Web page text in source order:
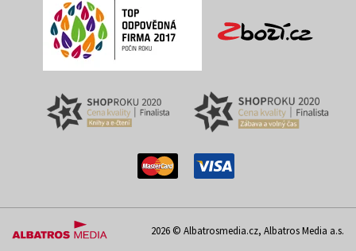
2026 © Albatrosmedia.cz, Albatros Media a.s.